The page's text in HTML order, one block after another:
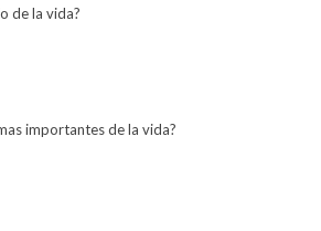
de la vida?
importantes de la vida?